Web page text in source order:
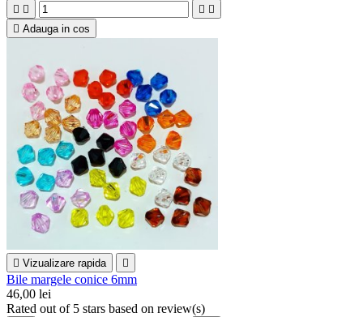
   
 Adauga in cos
 Vizualizare rapida 
Bile margele conice 6mm
46,00 lei
Rated out of 5 stars based on review(s)